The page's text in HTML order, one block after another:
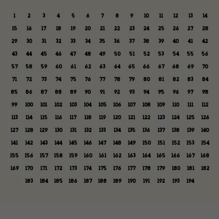
1 2 3 4 5 6 7 8 9 10 11 12 13 14
15 16 17 18 19 20 21 22 23 24 25 26 27 28
29 30 31 32 33 34 35 36 37 38 39 40 41 42
43 44 45 46 47 48 49 50 51 52 53 54 55 56
57 58 59 60 61 62 63 64 65 66 67 68 69 70
71 72 73 74 75 76 77 78 79 80 81 82 83 84
85 86 87 88 89 90 91 92 93 94 95 96 97 98
99 100 101 102 103 104 105 106 107 108 109 110 111 112
113 114 115 116 117 118 119 120 121 122 123 124 125 126
127 128 129 130 131 132 133 134 135 136 137 138 139 140
141 142 143 144 145 146 147 148 149 150 151 152 153 154
155 156 157 158 159 160 161 162 163 164 165 166 167 168
169 170 171 172 173 174 175 176 177 178 179 180 181 182
183 184 185 186 187 188 189 190 191 192 193 194